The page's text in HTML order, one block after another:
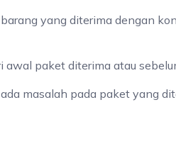
yang diterima dengan
paket diterima atau
masalah pada paket yang